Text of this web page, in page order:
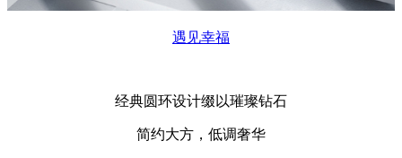
遇见幸福
经典圆环设计缀以璀璨钻石
简约大方，低调奢华